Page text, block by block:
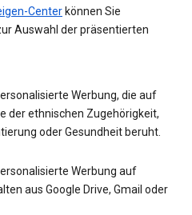
Centerkönnen Sie
Auswahl der präsentierten
Werbung, die auf
der ethnischen Zugehörigkeit,
oder Gesundheit beruht.
Werbung auf
aus Google Drive, Gmail oder